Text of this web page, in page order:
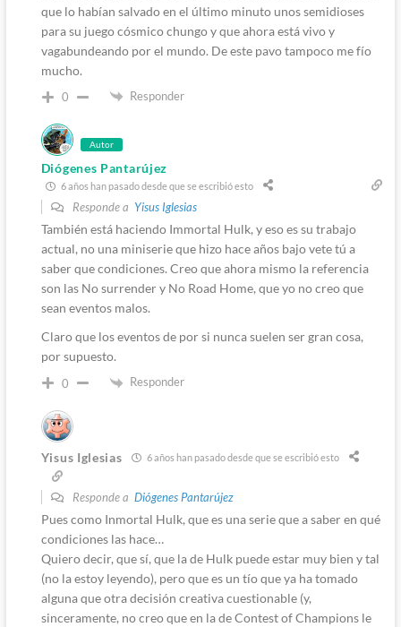
que lo habían salvado en el último minuto unos semidioses
para su juego cósmico chungo y que ahora está vivo y
vagabundeando por el mundo. De este pavo tampoco me fío
mucho.
0 Responder
Autor
Diógenes Pantarújez
6 años han pasado desde que se escribió esto
Responde a Yisus Iglesias
También está haciendo Immortal Hulk, y eso es su trabajo
actual, no una miniserie que hizo hace años bajo vete tú a
saber que condiciones. Creo que ahora mismo la referencia
son las No surrender y No Road Home, que yo no creo que
sean eventos malos.
Claro que los eventos de por si nunca suelen ser gran cosa,
por supuesto.
0 Responder
Yisus Iglesias 6 años han pasado desde que se escribió esto
Responde a Diógenes Pantarújez
Pues como Inmortal Hulk, que es una serie que a saber en qué
condiciones las hace…
Quiero decir, que sí, que la de Hulk puede estar muy bien y tal
(no la estoy leyendo), pero que es un tío que ya ha tomado
alguna que otra decisión creativa cuestionable (y,
sinceramente, no creo que en la de Contest of Champions le